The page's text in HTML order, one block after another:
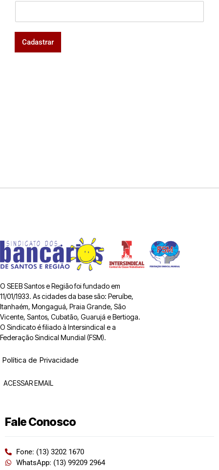
Cadastrar
O SEEB Santos e Região foi fundado em
11/01/1933. As cidades da base são: Peruíbe,
Itanhaém, Mongaguá, Praia Grande, São
Vicente, Santos, Cubatão, Guarujá e Bertioga.
O Sindicato é filiado à Intersindical e a
Federação Sindical Mundial (FSM).
Política de Privacidade
ACESSAR EMAIL
Fale Conosco
Fone: (13) 3202 1670
WhatsApp: (13) 99209 2964